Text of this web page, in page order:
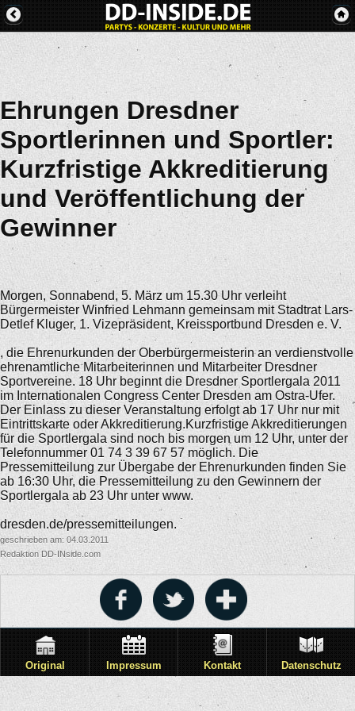
Ehrungen Dresdner
Sportlerinnen und Sportler:
Kurzfristige Akkreditierung
und Veröffentlichung der
Gewinner
Morgen, Sonnabend, 5. März um 15.30 Uhr verleiht
Bürgermeister Winfried Lehmann gemeinsam mit Stadtrat Lars-
Detlef Kluger, 1. Vizepräsident, Kreissportbund Dresden e. V.
, die Ehrenurkunden der Oberbürgermeisterin an verdienstvolle
ehrenamtliche Mitarbeiterinnen und Mitarbeiter Dresdner
Sportvereine. 18 Uhr beginnt die Dresdner Sportlergala 2011
im Internationalen Congress Center Dresden am Ostra-Ufer.
Der Einlass zu dieser Veranstaltung erfolgt ab 17 Uhr nur mit
Eintrittskarte oder Akkreditierung.Kurzfristige Akkreditierungen
für die Sportlergala sind noch bis morgen um 12 Uhr, unter der
Telefonnummer 01 74 3 39 67 57 möglich. Die
Pressemitteilung zur Übergabe der Ehrenurkunden finden Sie
ab 16:30 Uhr, die Pressemitteilung zu den Gewinnern der
Sportlergala ab 23 Uhr unter www.
dresden.de/pressemitteilungen.
geschrieben am: 04.03.2011
Redaktion DD-INside.com
Original Impressum Kontakt Datenschutz